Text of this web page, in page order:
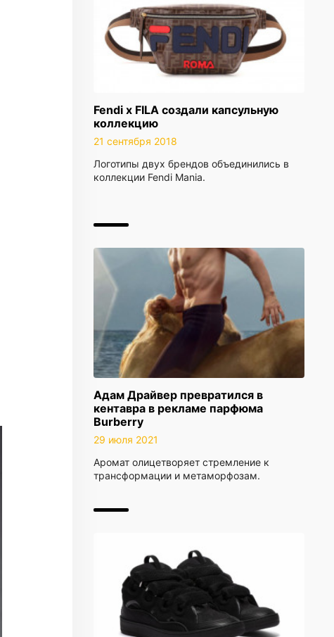
Fendi x FILA создали капсульную
коллекцию
21 сентября 2018
Логотипы двух брендов объединились в
коллекции Fendi Mania.
Адам Драйвер превратился в
кентавра в рекламе парфюма
Burberry
29 июля 2021
Аромат олицетворяет стремление к
трансформации и метаморфозам.